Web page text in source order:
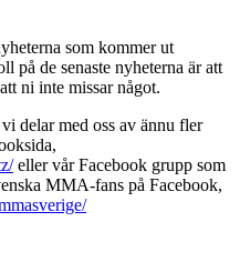
som kommer ut
på de senaste nyheterna är att
ni inte missar något.
delar med oss av ännu fler
eller vår Facebook grupp som
MMA-fans på Facebook,